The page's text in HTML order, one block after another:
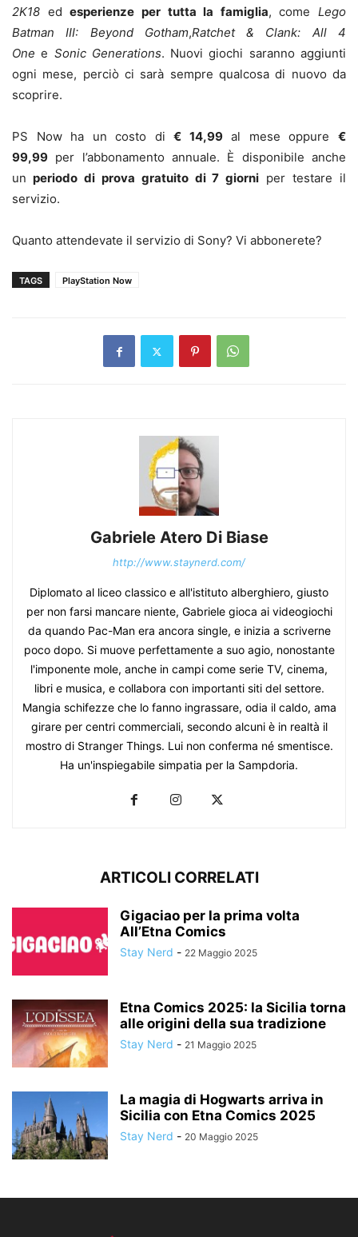
2K18 edesperienze per tutta la famiglia, come Lego
Batman III: Beyond Gotham,Ratchet & Clank: All 4
One e Sonic Generations. Nuovi giochi saranno aggiunti
ogni mese, perciò ci sarà sempre qualcosa di nuovo da
scoprire.
PS Now ha un costo di€ 14,99al mese oppure€
99,99 per l’abbonamento annuale. È disponibile anche
un periodo di prova gratuito di 7 giorni per testare il
servizio.
Quanto attendevate il servizio di Sony? Vi abbonerete?
TAGS PlayStation Now
Gabriele Atero Di Biase
http://www.staynerd.com/
Diplomato al liceo classico e all'istituto alberghiero, giusto
per non farsi mancare niente, Gabriele gioca ai videogiochi
da quando Pac-Man era ancora single, e inizia a scriverne
poco dopo. Si muove perfettamente a suo agio, nonostante
l'imponente mole, anche in campi come serie TV, cinema,
libri e musica, e collabora con importanti siti del settore.
Mangia schifezze che lo fanno ingrassare, odia il caldo, ama
girare per centri commerciali, secondo alcuni è in realtà il
mostro di Stranger Things. Lui non conferma né smentisce.
Ha un'inspiegabile simpatia per la Sampdoria.
ARTICOLI CORRELATI
Gigaciao per la prima volta
All’Etna Comics
Stay Nerd - 22 Maggio 2025
Etna Comics 2025: la Sicilia torna
alle origini della sua tradizione
Stay Nerd - 21 Maggio 2025
La magia di Hogwarts arriva in
Sicilia con Etna Comics 2025
Stay Nerd - 20 Maggio 2025